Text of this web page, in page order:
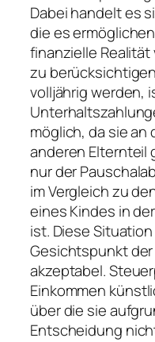
Dabei handelt es
die es
finanzielle
zu
volljährig werden,
möglich, da sie an
anderen Elternteil
nur der
im Vergleich zu
eines Kindes in
ist. Diese
Gesichtspunkt
akzeptabel.
Einkommen
über die sie
Entscheidung